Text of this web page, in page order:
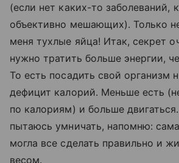
(если нет каких-то заболеваний,
объективно мешающих). Только
меня тухлые яйца! Итак, секрет
нужно тратить больше энергии,
То есть посадить свой организм
дефицит калорий. Меньше есть
по калориям) и больше
пытаюсь умничать, напомню:
могла все сделать правильно и
весом.